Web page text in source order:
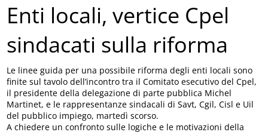
Enti locali, vertice Cpel
sindacati sulla riforma
Le linee guida per una possibile riforma degli enti locali sono
finite sul tavolo dell’incontro tra il Comitato esecutivo del Cpel,
il presidente della delegazione di parte pubblica Michel
Martinet, e le rappresentanze sindacali di Savt, Cgil, Cisl e Uil
del pubblico impiego, martedì scorso.
A chiedere un confronto sulle logiche e le motivazioni della